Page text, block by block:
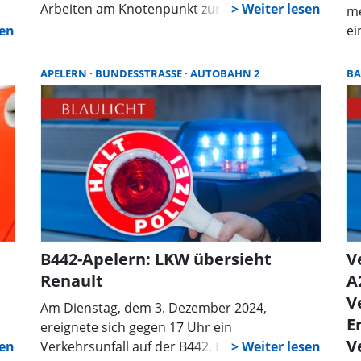
Arbeiten am Knotenpunkt zur neuen
verbreitert, um künftig separate
Abbiegespuren zu schaffen.
APELERN BUNDESSTRASSE AUTOBAHN 2
B442-Apelern: LKW übersieht
Renault
Am Dienstag, dem 3. Dezember 2024,
ereignete sich gegen 17 Uhr ein
Verkehrsunfall auf der B442. Ein 32-jähriger